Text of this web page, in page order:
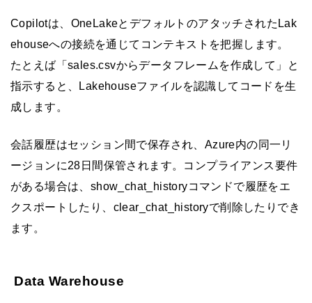
Copilotは、OneLakeとデフォルトのアタッチされたLak
ehouseへの接続を通じてコンテキストを把握します。
たとえば「sales.csvからデータフレームを作成して」と
指示すると、Lakehouseファイルを認識してコードを生
成します。
会話履歴はセッション間で保存され、Azure内の同一リ
ージョンに28日間保管されます。コンプライアンス要件
がある場合は、show_chat_historyコマンドで履歴をエ
クスポートしたり、clear_chat_historyで削除したりでき
ます。
Data Warehouse